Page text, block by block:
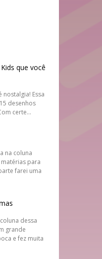
que você
nostalgia! Essa
desenhos
certe...
na coluna
para
farei uma
dessa
grande
e fez muita